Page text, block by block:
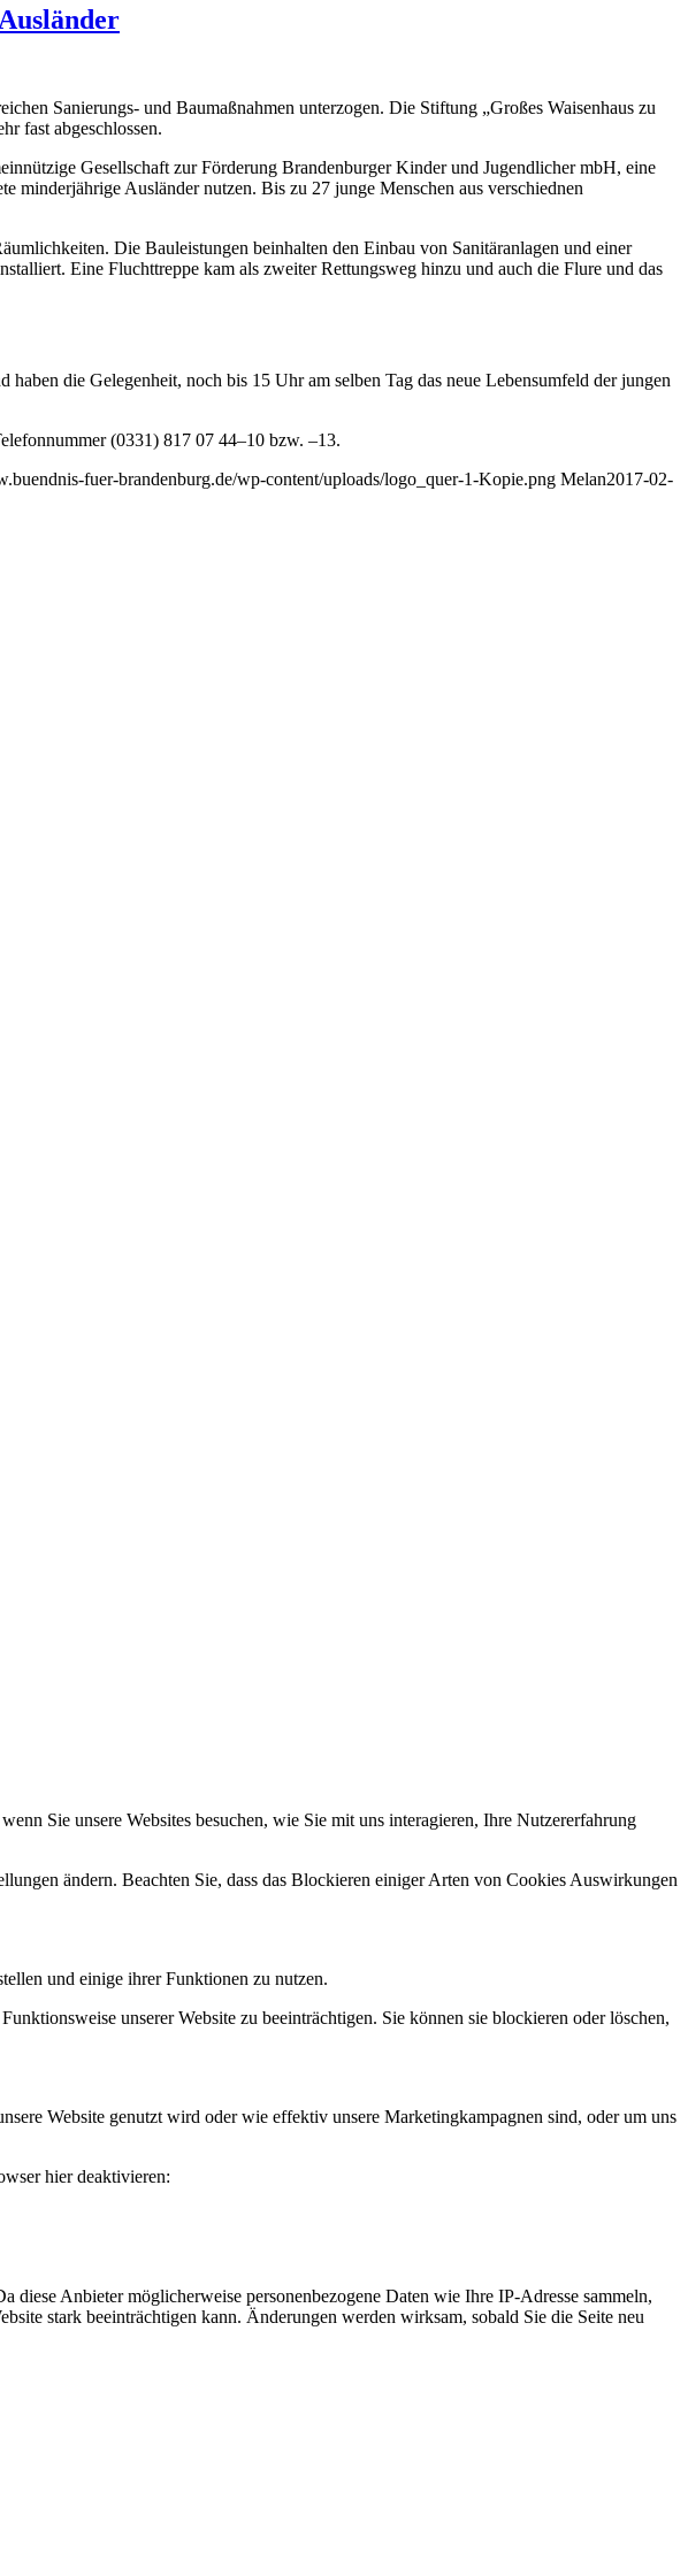
Sanierungs- und Baumaßnahmen unterzogen. Die Stiftung „Großes Waisenhaus zu
fast abgeschlossen.
Gesellschaft zur Förderung Brandenburger Kinder und Jugendlicher mbH, eine
minderjährige Ausländer nutzen. Bis zu 27 junge Menschen aus verschiednen
Die Bauleistungen beinhalten den Einbau von Sanitäranlagen und einer
Eine Fluchttreppe kam als zweiter Rettungsweg hinzu und auch die Flure und das
die Gelegenheit, noch bis 15 Uhr am selben Tag das neue Lebensumfeld der jungen
(0331) 817 07 44–10 bzw. –13.
fuer-brandenburg.de/wp-content/uploads/logo_quer-1-Kopie.png Melan2017-02-
Sie unsere Websites besuchen, wie Sie mit uns interagieren, Ihre Nutzererfahrung
ändern. Beachten Sie, dass das Blockieren einiger Arten von Cookies Auswirkungen
und einige ihrer Funktionen zu nutzen.
unserer Website zu beeinträchtigen. Sie können sie blockieren oder löschen,
Website genutzt wird oder wie effektiv unsere Marketingkampagnen sind, oder um uns
hier deaktivieren:
Anbieter möglicherweise personenbezogene Daten wie Ihre IP-Adresse sammeln,
stark beeinträchtigen kann. Änderungen werden wirksam, sobald Sie die Seite neu